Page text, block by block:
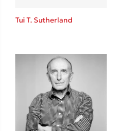
Tui T. Sutherland